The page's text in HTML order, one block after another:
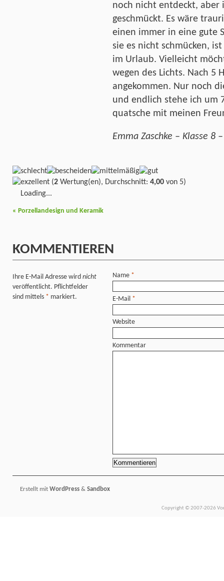
noch nicht entdeckt, aber
geschmückt. Es wäre
einen immer in eine gute
sie es nicht schmücken,
im Urlaub. Vielleicht
wegen des Lichts. Nach 5
angekommen. Nur noch
und endlich stehe ich um
quatsche mit meinen
Emma Zaschke – Klasse 8
(2 Wertung(en), Durchschnitt: 4,00 von 5)
Loading...
« Porzellandesign und Keramik
KOMMENTIEREN
Ihre E-Mail Adresse wird nicht
veröffentlicht. Pflichtfelder
sind mittels * markiert.
Name *
E-Mail *
Website
Kommentar
Erstellt mit WordPress & Sandbox
Copyright © 2007-2026